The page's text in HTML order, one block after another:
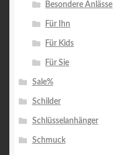
Besondere Anlässe
Für Ihn
Für Kids
Für Sie
Sale%
Schilder
Schlüsselanhänger
Schmuck